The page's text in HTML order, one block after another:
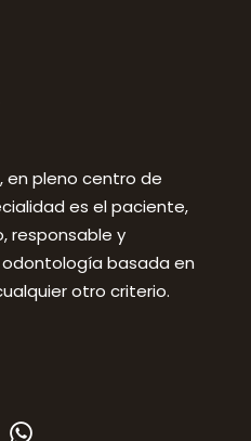
en pleno centro de
es el paciente,
responsable y
basada en
otro criterio.